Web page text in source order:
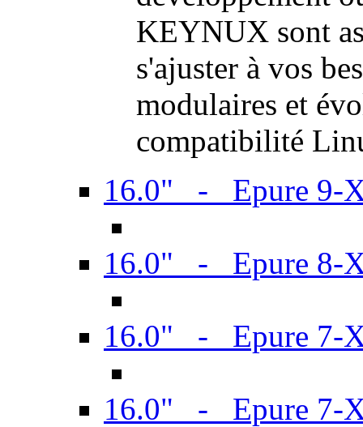
KEYNUX sont
s'ajuster à vos
modulaires et
compatibilité
16.0" - Epure 9-
16.0" - Epure 8-
16.0" - Epure 7-
16.0" - Epure 7-